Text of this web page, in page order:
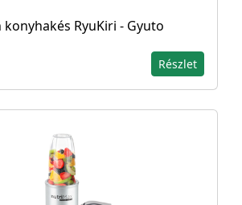
konyhakés RyuKiri - Gyuto
Részlet